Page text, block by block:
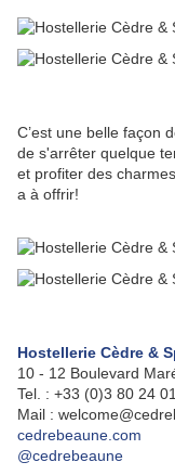
C’est une belle façon
de s'arrêter quelque
et profiter des
a à offrir!
Hostellerie Cèdre &
10 - 12 Boulevard
Tel. : +33 (0)3 80 24
Mail :
cedrebeaune.com
@cedrebeaune